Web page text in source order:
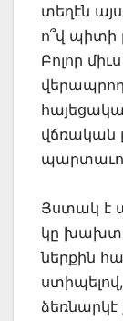
տեղէն
ո՞վ պիտի
Բոլոր
վերապրող
վճռական
Յստակ է
կը
ներքին